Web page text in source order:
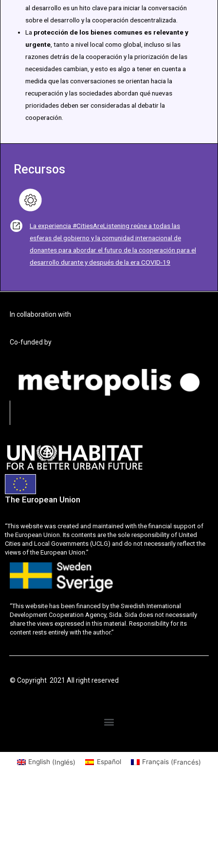
al desarrollo es un hito clave para iniciar la conversación
sobre el desarrollo y la cooperación descentralizada.
La protección de los bienes comunes es relevante y
urgente , tanto a nivel local como global, incluso si las
razones detrás de la cooperación y la priorización de las
necesidades cambian, y esto es algo a tener en cuenta a
medida que las conversaciones se orientan hacia la
recuperación y las sociedades abordan qué nuevas
prioridades deben ser consideradas al debatir la
cooperación.
Recursos
La experiencia #CitiesAreListening reúne a todas las
esferas del gobierno y la comunidad internacional de
donantes para abordar el futuro de la cooperación para el
desarrollo durante y después de la era COVID-19
In collaboration with
Co-funded by
The European Union
“This website was created and maintained with the financial support of
the European Union. Its contents are the sole responsibility of United
Cities and Local Governments (UCLG) and do not necessarily reflect the
views of the European Union.”
“This website has been financed by the Swedish International
Development Cooperation Agency, Sida. Sida does not necessarily
share the views expressed in this material. Responsibility for its
content rests entirely with the author.”
© Copyright 2021 All right reserved
English (Inglés) Español Français (Francés)